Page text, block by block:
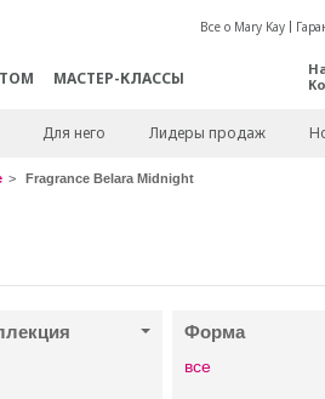
МАСТЕР-КЛАССЫ
Все о Mary Kay
Для него Лидеры продаж
Fragrance Belara Midnight
Форма
все